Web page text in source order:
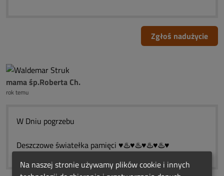
Zgłoś nadużycie
mama śp.Roberta Ch.
rok temu
W Dniu pogrzebu
Deszczowe światełka pamięci ♥️♨️♥️♨️♥️♨️♥️♨️♥️
Na naszej stronie używamy plików cookie i innych